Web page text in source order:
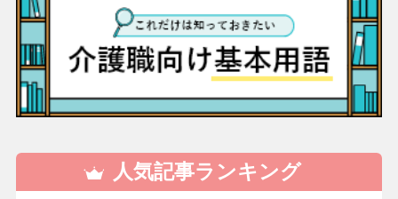
人気記事ランキング